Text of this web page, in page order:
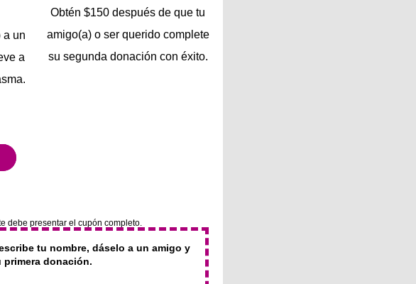
a un
a
Obtén $150 después de que tu
amigo(a) o ser querido complete
su segunda donación con éxito.
debe presentar el cupón completo.
tu nombre, dáselo a un amigo y
primera donación.